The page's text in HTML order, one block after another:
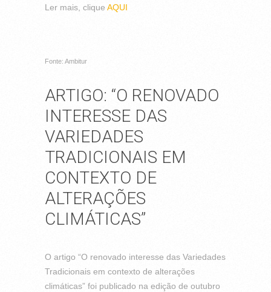
Ler mais, clique AQUI
Fonte: Ambitur
ARTIGO: “O RENOVADO
INTERESSE DAS
VARIEDADES
TRADICIONAIS EM
CONTEXTO DE
ALTERAÇÕES
CLIMÁTICAS”
O artigo “O renovado interesse das Variedades
Tradicionais em contexto de alterações
climáticas” foi publicado na edição de outubro